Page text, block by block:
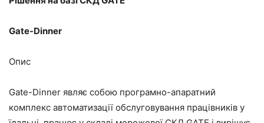
Gate-Dinner
Опис
Gate-Dinner являє собою програмно-апаратний
комплекс автоматизації обслуговування працівників у